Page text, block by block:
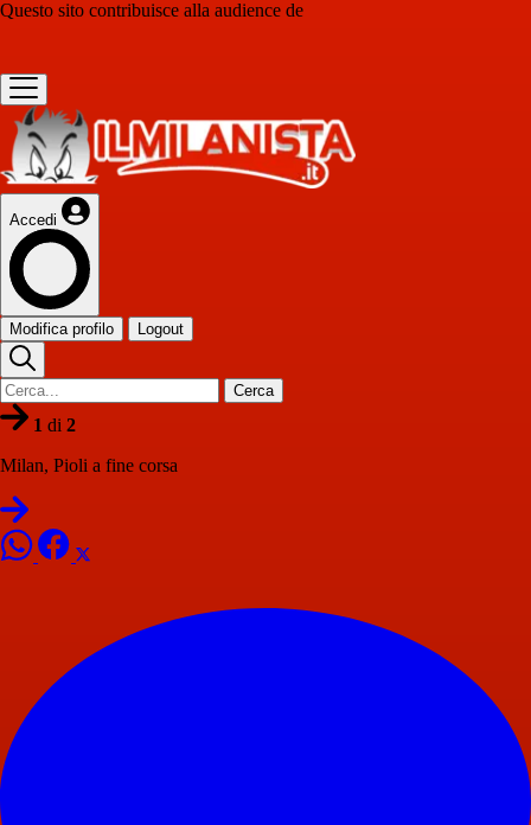
Questo sito contribuisce alla audience de
Accedi
Modifica profilo Logout
Cerca
1 di 2
Milan, Pioli a fine corsa